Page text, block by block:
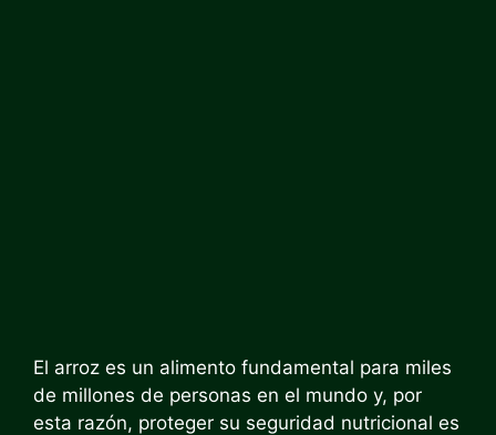
El arroz es un alimento fundamental para miles
de millones de personas en el mundo y, por
esta razón, proteger su seguridad nutricional es